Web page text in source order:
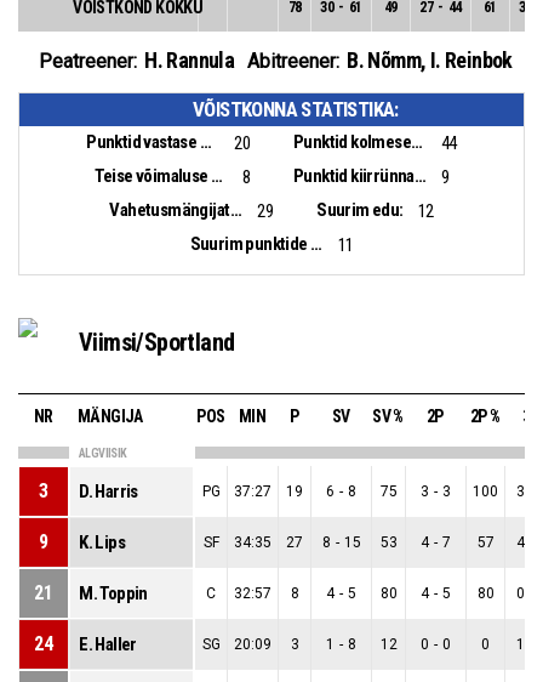
VÕISTKOND KOKKU 78 30 - 61 49 27 - 44 61 3
Peatreener: H. Rannula Abitreener: B. Nõmm, I. Reinbok
VÕISTKONNA STATISTIKA:
Punktid vastase pallikaotusest: 20 Punktid kolmesekundialast:
44
Teise võimaluse punktid:
8 Punktid kiirrünnakust:
9
Vahetusmängijate punktid:
29 Suurim edu:
12
Suurim punktide vahe:
11
Viimsi/Sportland
NR MÄNGIJA POS MIN P SV SV % 2P 2P % 3P
ALGVIISIK
3 D. Harris PG 37:27 19 6 - 8 75 3 - 3 100 3
9 K. Lips SF 34:35 27 8 - 15 53 4 - 7 57 4
21 M. Toppin C 32:57 8 4 - 5 80 4 - 5 80 0
24 E. Haller SG 20:09 3 1 - 8 12 0 - 0 0 1